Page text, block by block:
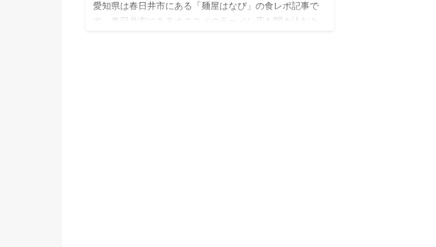
愛知県は春日井市にある「麺屋はなび」の食レポ記事で
す。春日井市にあるオススメのラーメン店を聞き込むと